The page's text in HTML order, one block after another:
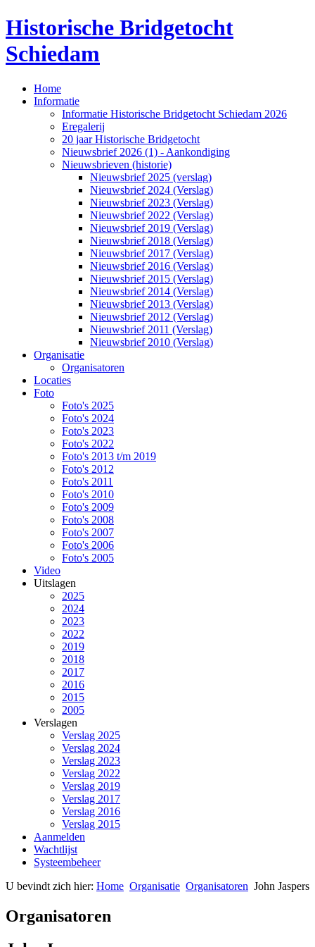
Historische Bridgetocht
Schiedam
Home
Informatie
Informatie Historische Bridgetocht Schiedam 2026
Eregalerij
20 jaar Historische Bridgetocht
Nieuwsbrief 2026 (1) - Aankondiging
Nieuwsbrieven (historie)
Nieuwsbrief 2025 (verslag)
Nieuwsbrief 2024 (Verslag)
Nieuwsbrief 2023 (Verslag)
Nieuwsbrief 2022 (Verslag)
Nieuwsbrief 2019 (Verslag)
Nieuwsbrief 2018 (Verslag)
Nieuwsbrief 2017 (Verslag)
Nieuwsbrief 2016 (Verslag)
Nieuwsbrief 2015 (Verslag)
Nieuwsbrief 2014 (Verslag)
Nieuwsbrief 2013 (Verslag)
Nieuwsbrief 2012 (Verslag)
Nieuwsbrief 2011 (Verslag)
Nieuwsbrief 2010 (Verslag)
Organisatie
Organisatoren
Locaties
Foto
Foto's 2025
Foto's 2024
Foto's 2023
Foto's 2022
Foto's 2013 t/m 2019
Foto's 2012
Foto's 2011
Foto's 2010
Foto's 2009
Foto's 2008
Foto's 2007
Foto's 2006
Foto's 2005
Video
Uitslagen
2025
2024
2023
2022
2019
2018
2017
2016
2015
2005
Verslagen
Verslag 2025
Verslag 2024
Verslag 2023
Verslag 2022
Verslag 2019
Verslag 2017
Verslag 2016
Verslag 2015
Aanmelden
Wachtlijst
Systeembeheer
U bevindt zich hier: Home Organisatie Organisatoren John Jaspers
Organisatoren